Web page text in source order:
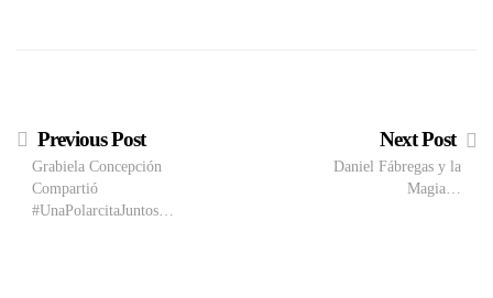
Previous Post
Grabiela Concepción
Compartió
#UnaPolarcitaJuntos…
Next Post
Daniel Fábregas y la
Magia…